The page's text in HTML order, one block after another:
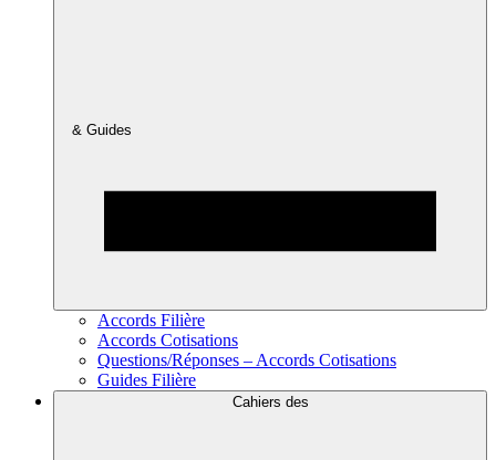
& Guides
Accords Filière
Accords Cotisations
Questions/Réponses – Accords Cotisations
Guides Filière
Cahiers des